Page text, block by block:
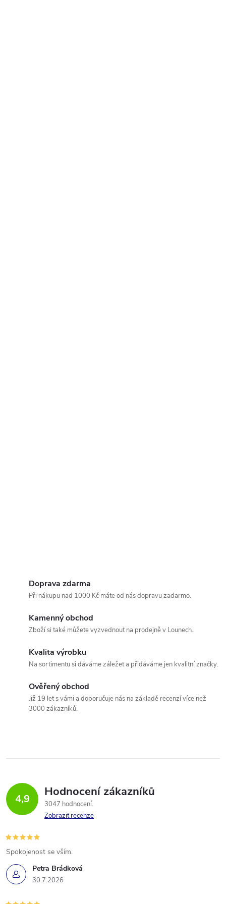
Doprava zdarma
Při nákupu nad 1000 Kč máte od nás dopravu zadarmo.
Kamenný obchod
Zboží si také můžete vyzvednout na prodejně v Lounech.
Kvalita výrobku
Na sortimentu si dáváme záležet a přidáváme jen kvalitní značky.
Ověřený obchod
Již 19 let s vámi a doporučuje nás na základě recenzí více než
3000 zákazníků.
4,9 Hodnocení zákazníků
3047 hodnocení
Zobrazit recenze
Petra Brádková
30.7.2026
Spokojenost se vším.